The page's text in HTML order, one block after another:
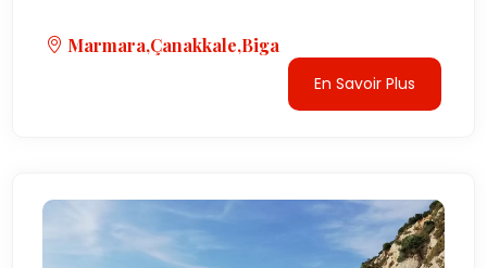
Marmara,Çanakkale,Biga
En Savoir Plus